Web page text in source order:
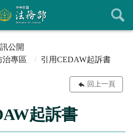
公開
治專區
引用CEDAW起訴書
回上一頁
起訴書